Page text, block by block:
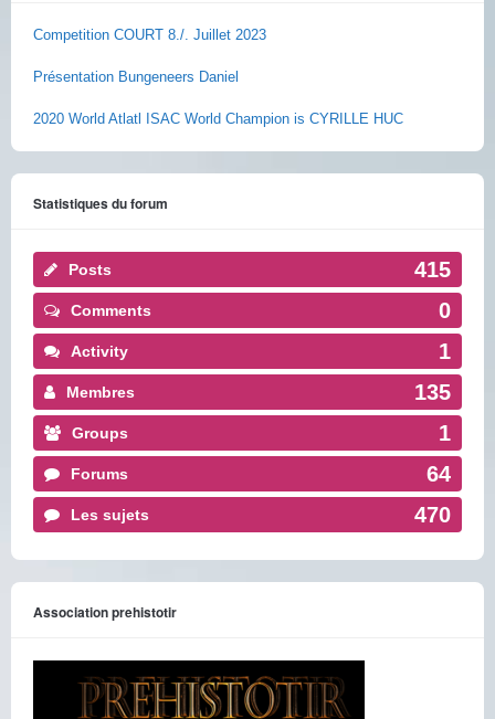
Competition COURT 8./. Juillet 2023
Présentation Bungeneers Daniel
2020 World Atlatl ISAC World Champion is CYRILLE HUC
Statistiques du forum
Posts 415
Comments 0
Activity 1
Membres 135
Groups 1
Forums 64
Les sujets 470
Association prehistotir